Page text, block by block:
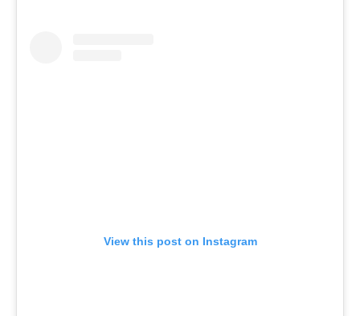
View this post on Instagram